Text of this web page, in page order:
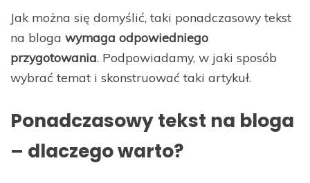
Jak można się domyślić, taki ponadczasowy tekst
na bloga wymaga odpowiedniego
przygotowania. Podpowiadamy, w jaki sposób
wybrać temat i skonstruować taki artykuł.
Ponadczasowy tekst na bloga
– dlaczego warto?